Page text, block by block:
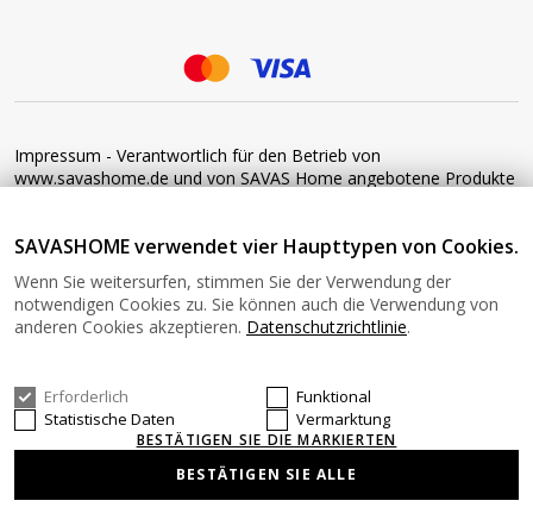
Impressum - Verantwortlich für den Betrieb von
www.savashome.de und von SAVAS Home angebotene Produkte
senden Sie keine Waren ohne vorherige Bestätigung an diese
diesem Link: https://www.savashome.de/rueckgabebedingungen-
fuer-waren Gerne können Sie sich mit uns in Verbindung setzen:
Montag − Freitag: 08:00−16:00 Uhr E-Mail: Info@savashome.de
© 2026 SAVASHOME Alle Rechte vorbehalten.
SAVASHOME verwendet vier Haupttypen von Cookies.
Wenn Sie weitersurfen, stimmen Sie der Verwendung der
notwendigen Cookies zu. Sie können auch die Verwendung von
anderen Cookies akzeptieren. Datenschutzrichtlinie.
Erforderlich
Funktional
Statistische Daten
Vermarktung
BESTÄTIGEN SIE DIE MARKIERTEN
BESTÄTIGEN SIE ALLE